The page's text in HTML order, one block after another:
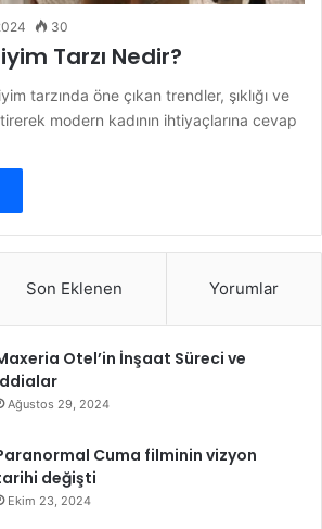
30
Tarzı Nedir?
tarzında öne çıkan trendler, şıklığı ve
modern kadının ihtiyaçlarına cevap
Son Eklenen Yorumlar
Otel’in İnşaat Süreci ve
Ağustos 29, 2024
Cuma filminin vizyon
değişti
Ekim 23, 2024